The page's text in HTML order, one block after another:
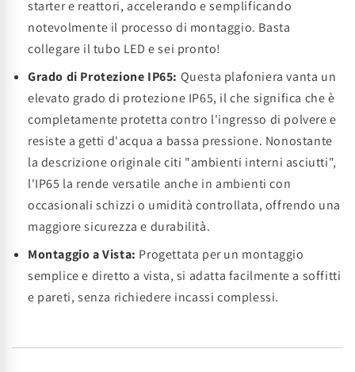
starter e reattori, accelerando e semplificando
notevolmente il processo di montaggio. Basta
collegare il tubo LED e sei pronto!
Grado di Protezione IP65: Questa plafoniera vanta un
elevato grado di protezione IP65, il che significa che è
completamente protetta contro l'ingresso di polvere e
resiste a getti d'acqua a bassa pressione. Nonostante
la descrizione originale citi "ambienti interni asciutti",
l'IP65 la rende versatile anche in ambienti con
occasionali schizzi o umidità controllata, offrendo una
maggiore sicurezza e durabilità.
Montaggio a Vista: Progettata per un montaggio
semplice e diretto a vista, si adatta facilmente a soffitti
e pareti, senza richiedere incassi complessi.